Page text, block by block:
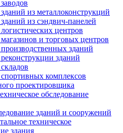
из металлоконструкций
из сэндвич-панелей
центров
и торговых центров
зданий
зданий
комплексов
проектировщика
обследование
зданий и сооружений
техническое
здания